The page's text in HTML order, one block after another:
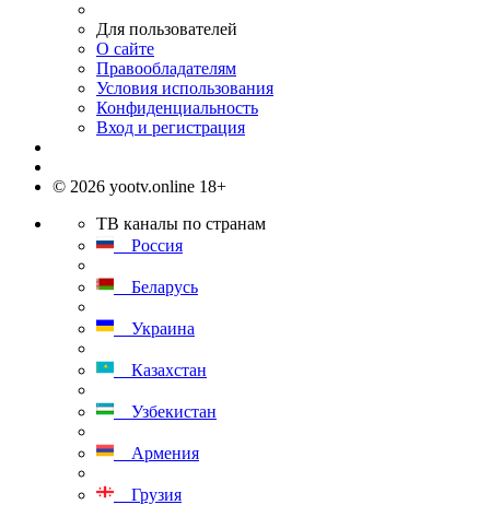
Для пользователей
О сайте
Правообладателям
Условия использования
Конфиденциальность
Вход и регистрация
© 2026 yootv.online 18+
ТВ каналы по странам
Россия
Беларусь
Украина
Казахстан
Узбекистан
Армения
Грузия